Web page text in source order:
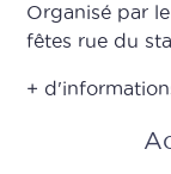
Organisé par
fêtes rue du
+